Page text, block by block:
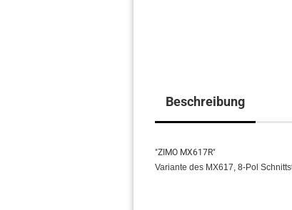
Beschreibung
"ZIMO MX617R"
Variante des MX617, 8-Pol